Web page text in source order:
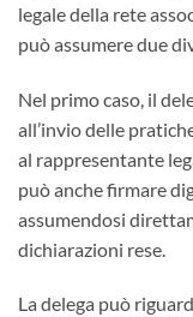
legale della rete
può assumere due
Nel primo caso, il
all’invio delle
al rappresentante
può anche firmare
assumendosi
dichiarazioni rese.
La delega può